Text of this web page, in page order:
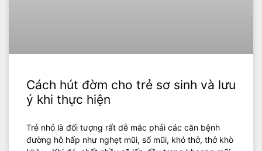
Cách hút đờm cho trẻ sơ sinh và lưu
ý khi thực hiện
Trẻ nhỏ là đối tượng rất dễ mắc phải các căn bệnh
đường hô hấp như nghẹt mũi, sổ mũi, khó thở, thở khò